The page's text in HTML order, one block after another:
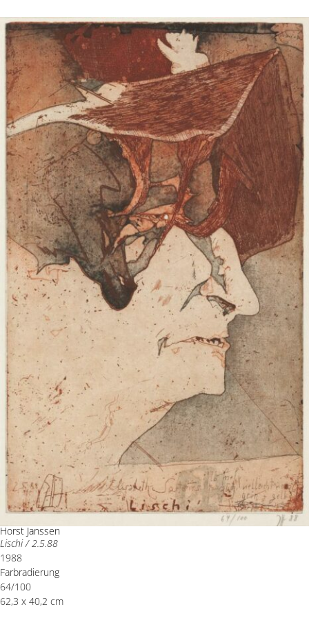
Horst Janssen
Lischi / 2.5.88
1988
Farbradierung
64/100
62,3 x 40,2 cm